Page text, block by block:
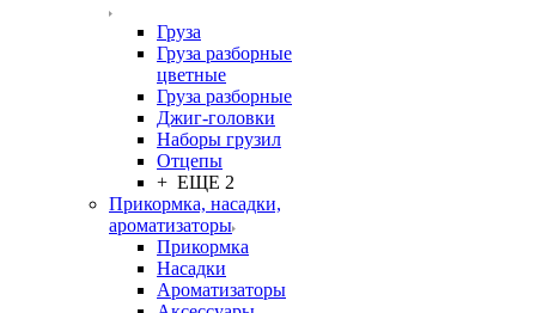
Груза
Груза разборные
цветные
Груза разборные
Джиг-головки
Наборы грузил
Отцепы
+ ЕЩЕ 2
Прикормка, насадки,
ароматизаторы
Прикормка
Насадки
Ароматизаторы